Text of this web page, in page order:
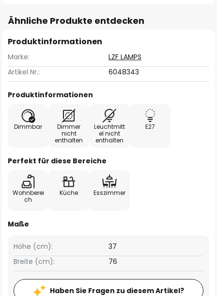
Ähnliche Produkte entdecken
Produktinformationen
Marke:
LZF LAMPS
Artikel Nr.:
6048343
Produktinformationen
Dimmbar
Dimmer
nicht
enthalten
Leuchtmitt
el nicht
enthalten
E27
Perfekt für diese Bereiche
Wohnberei
ch
Küche Esszimmer
Maße
Breite (cm): 76
Höhe (cm): 37
Haben Sie Fragen zu diesem Artikel?